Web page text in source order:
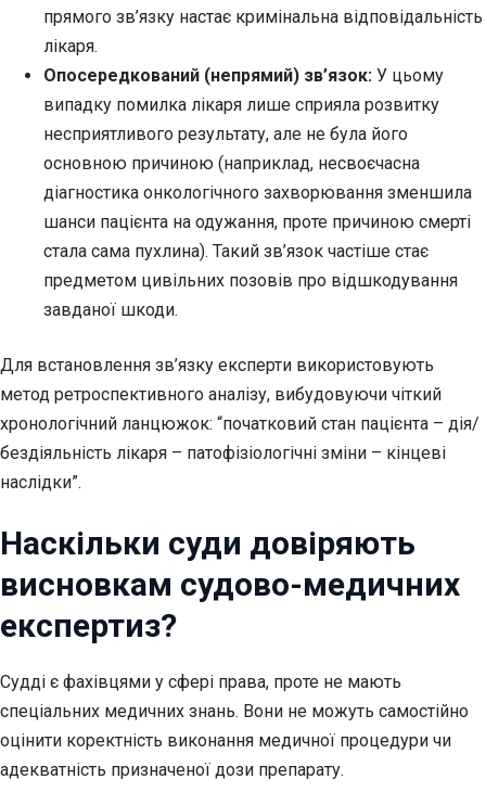
прямого зв’язку настає кримінальна відповідальність
лікаря.
Опосередкований (непрямий) зв’язок: У цьому
випадку помилка лікаря лише сприяла розвитку
несприятливого результату, але не була його
основною причиною (наприклад, несвоєчасна
діагностика онкологічного захворювання зменшила
шанси пацієнта на одужання, проте причиною смерті
стала сама пухлина). Такий зв’язок частіше стає
предметом цивільних позовів про відшкодування
завданої шкоди.
Для встановлення зв’язку експерти використовують
метод ретроспективного аналізу, вибудовуючи чіткий
хронологічний ланцюжок: “початковий стан пацієнта – дія/
бездіяльність лікаря – патофізіологічні зміни – кінцеві
наслідки”.
Наскільки суди довіряють
висновкам судово-медичних
експертиз?
Судді є фахівцями у сфері права, проте не мають
спеціальних медичних знань. Вони не можуть самостійно
оцінити коректність виконання медичної процедури чи
адекватність призначеної дози препарату.